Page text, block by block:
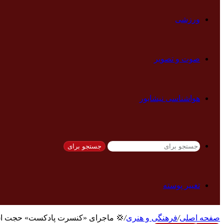
ورزشی
صوت و تصویر
هواشناسی نیشابور
جستجو برای
تغییر پوسته
صفحه اصلی/فرهنگی و هنری/💢 ماجرای «کنسرت پادکست» حجت